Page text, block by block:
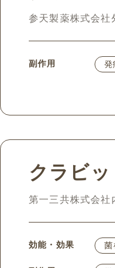
参天製薬株式会社
副作用 発
クラビ
第一三共株式会社
効能・効果 菌